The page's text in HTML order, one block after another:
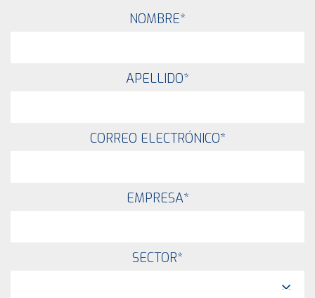
NOMBRE*
APELLIDO*
CORREO ELECTRÓNICO*
EMPRESA*
SECTOR*